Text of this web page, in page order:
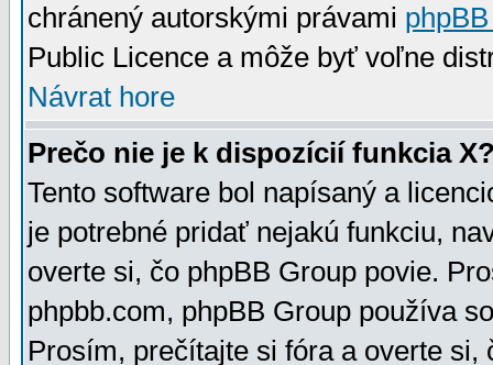
chránený autorskými právami
Public Licence a môže byť voľne
Návrat hore
Prečo nie je k dispozícií funkcia
Tento software bol napísaný a
je potrebné pridať nejakú funkciu,
overte si, čo phpBB Group povie.
phpbb.com, phpBB Group používa
Prosím, prečítajte si fóra a overte